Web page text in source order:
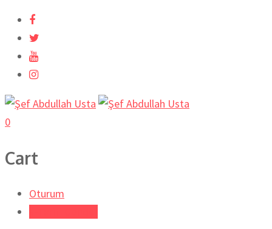
İçeriğe
atla
0
Cart
Oturum